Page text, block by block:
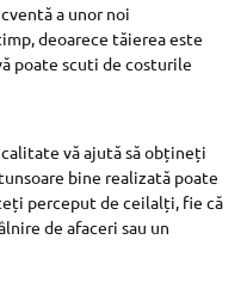
a unor noi
deoarece tăierea este
poate scuti de costurile
vă ajută să obțineți
bine realizată poate
perceput de ceilalți, fie că
de afaceri sau un